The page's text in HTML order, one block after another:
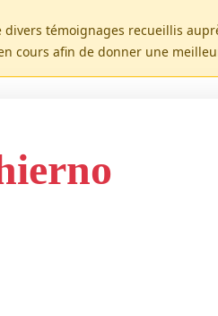
témoignages recueillis
cours afin de donner une